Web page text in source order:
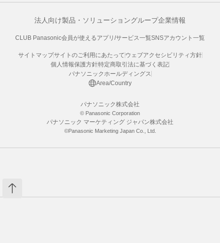
法人向け製品・ソリューショングループ企業情報
CLUB Panasonic会員が使えるアプリ/サービス一覧SNSアカウント一覧
サイトマップサイトのご利用にあたって ウェブアクセシビリティ方針
個人情報保護方針特定商取引法に基づく表記
パナソニックホールディングス
Area/Country
パナソニック株式会社
© Panasonic Corporation
パナソニック マーケティング ジャパン株式会社
©Panasonic Marketing Japan Co., Ltd.